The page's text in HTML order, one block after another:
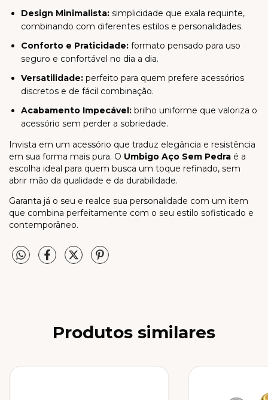
Design Minimalista: simplicidade que exala requinte,
combinando com diferentes estilos e personalidades.
Conforto e Praticidade: formato pensado para uso
seguro e confortável no dia a dia.
Versatilidade: perfeito para quem prefere acessórios
discretos e de fácil combinação.
Acabamento Impecável: brilho uniforme que valoriza o
acessório sem perder a sobriedade.
Invista em um acessório que traduz elegância e resistência
em sua forma mais pura. O Umbigo Aço Sem Pedra é a
escolha ideal para quem busca um toque refinado, sem
abrir mão da qualidade e da durabilidade.
Garanta já o seu e realce sua personalidade com um item
que combina perfeitamente com o seu estilo sofisticado e
contemporâneo.
Produtos similares